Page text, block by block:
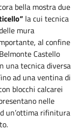
bella mostra due
la cui tecnica
mura
al confine
Castello
una tecnica diversa
ad una ventina di
blocchi calcarei
nelle
un’ottima rifinitura